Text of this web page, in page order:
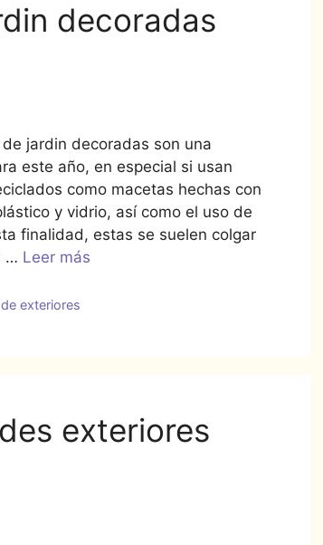
decoradas
jardin decoradas son una
este año, en especial si usan
como macetas hechas con
y vidrio, así como el uso de
finalidad, estas se suelen colgar
… Leer más
exteriores
exteriores